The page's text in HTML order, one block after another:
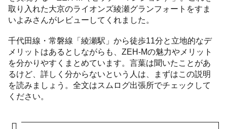
取り入れた大京のライオンズ綾瀬グランフォートをすま
いよみさんがレビューしてくれました。
千代田線・常磐線「綾瀬駅」から徒歩11分と立地的なデ
メリットはあるとしながらも、ZEH-Mの魅力やメリット
を分かりやすくまとめています。言葉は聞いたことがあ
るけど、詳しく分からないという人は、まずはこの説明
を読みましょう。全文はスムログ出張所でチェックして
ください。